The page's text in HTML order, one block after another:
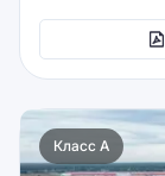
Класс A